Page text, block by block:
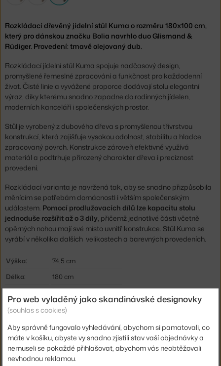
Rozkládací dřevěný jídelní stůl Kuma o rozměru 180x100 cm,
který pro dánskou značku Bolia navrhlo duo Glismand &
Rüdiger. Provedení: tmavě olejovaný dub.
Rozkládací jídelní stůl Kuma spojuje nadčasový design,
promyšlené řemeslné zpracování a funkčnost pro každodenní
život. Čisté linie a vyvážené proporce dodávají stolu elegantní
výraz, díky kterému snadno zapadne do rodinných jídelen,
moderních kanceláří i společenských prostor.
Stůl je vyrobený z dubového dřeva s promyšlenou třívrstvou
konstrukcí, která zajišťuje vysokou odolnost, stabilitu a hladce
zpracovaný povrch. Konstrukce zároveň efektivně využívá
materiál a podtrhuje přirozený charakter dřeva i preciznost
provedení.
Rozkládací varianta je navržená tak, aby se snadno přizpůsobila
měnícím se potřebám domácnosti i větším společenským
událostem. Pomocí prodlužovacích dílů lze kapacitu stolu
jednoduše rozšířit až o 3 díly, přičemž jednotlivé části včetně
opěrných nohou mají své místo uvnitř konstrukce. Stůl Kuma se
vyrábí v několika dalších velikostech a barevných provedeních.
Výška:
74,5 cm
Délka:
180 cm
Barva:
tmavé dřevo
Materiál:
dubové dřevo
Podnož:
dřevo
Tvar stolu:
obdélník
Pro web vyladěný jako skandinávské designovky
(souhlas s cookies)
Aby správně fungovalo vyhledávání, abychom si pamatovali, co
máte v košíku, abyste vy snadno zjistili stav vaší objednávky a
nemuseli se pokaždé přihlašovat, abychom vás neobtěžovali
nevhodnou reklamou.